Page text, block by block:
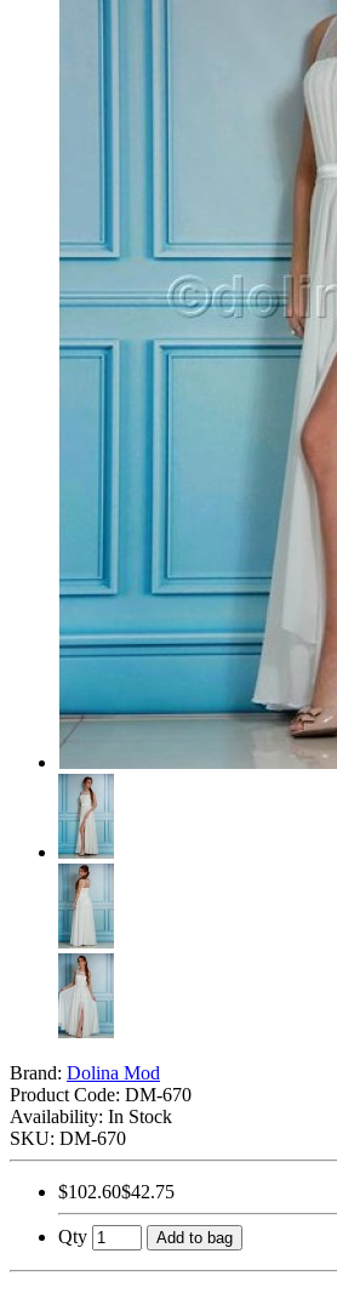
Brand: Dolina Mod
Product Code: DM-670
Availability: In Stock
SKU: DM-670
$102.60$42.75
Qty Add to bag